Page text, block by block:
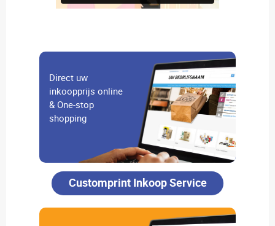
Direct uw
inkoopprijs online
& One-stop
shopping
Customprint Inkoop Service